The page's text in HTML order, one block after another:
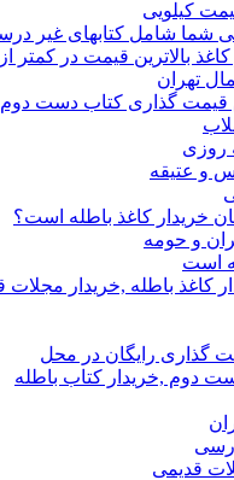
کیلویی
شما شامل کتابهای غیر
بالاترین قیمت در کمتر
تهران
گذاری کتاب دست دوم
روزی
و عتیقه
خریدار کاغذ باطله است؟
و حومه
است
کاغذ باطله ,خریدار مجلات
گذاری رایگان در محل
دوم ,خریدار کتاب باطله
قدیمی